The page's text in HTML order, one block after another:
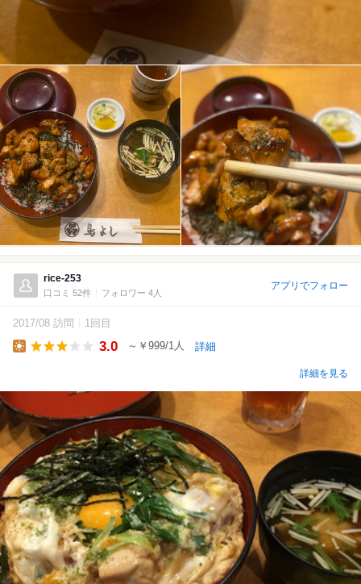
rice-253
口コミ 52件 フォロワー 4人
アプリでフォロー
2017/08 訪問 1回目
3.0 ～￥999/1人 詳細
詳細を見る